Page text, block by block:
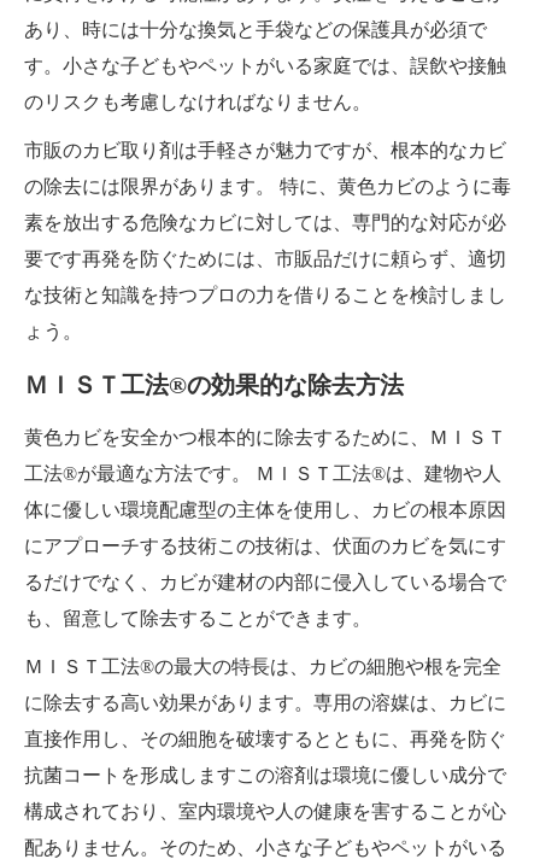
あり、時には十分な換気と手袋などの保護具が必須で
す。小さな子どもやペットがいる家庭では、誤飲や接触
のリスクも考慮しなければなりません。
市販のカビ取り剤は手軽さが魅力ですが、根本的なカビ
の除去には限界があります。 特に、黄色カビのように毒
素を放出する危険なカビに対しては、専門的な対応が必
要です再発を防ぐためには、市販品だけに頼らず、適切
な技術と知識を持つプロの力を借りることを検討しまし
ょう。
ＭＩＳＴ工法®の効果的な除去方法
黄色カビを安全かつ根本的に除去するために、ＭＩＳＴ
工法®が最適な方法です。 ＭＩＳＴ工法®は、建物や人
体に優しい環境配慮型の主体を使用し、カビの根本原因
にアプローチする技術この技術は、伏面のカビを気にす
るだけでなく、カビが建材の内部に侵入している場合で
も、留意して除去することができます。
ＭＩＳＴ工法®の最大の特長は、カビの細胞や根を完全
に除去する高い効果があります。専用の溶媒は、カビに
直接作用し、その細胞を破壊するとともに、再発を防ぐ
抗菌コートを形成しますこの溶剤は環境に優しい成分で
構成されており、室内環境や人の健康を害することが心
配ありません。そのため、小さな子どもやペットがいる